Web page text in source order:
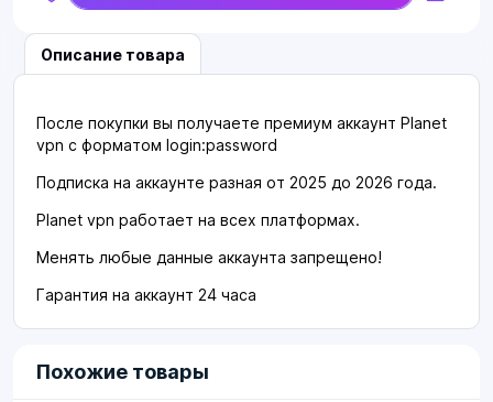
Описание товара
После покупки вы получаете премиум аккаунт Planet
vpn с форматом login:password
Подписка на аккаунте разная от 2025 до 2026 года.
Planet vpn работает на всех платформах.
Менять любые данные аккаунта запрещено!
Гарантия на аккаунт 24 часа
Похожие товары